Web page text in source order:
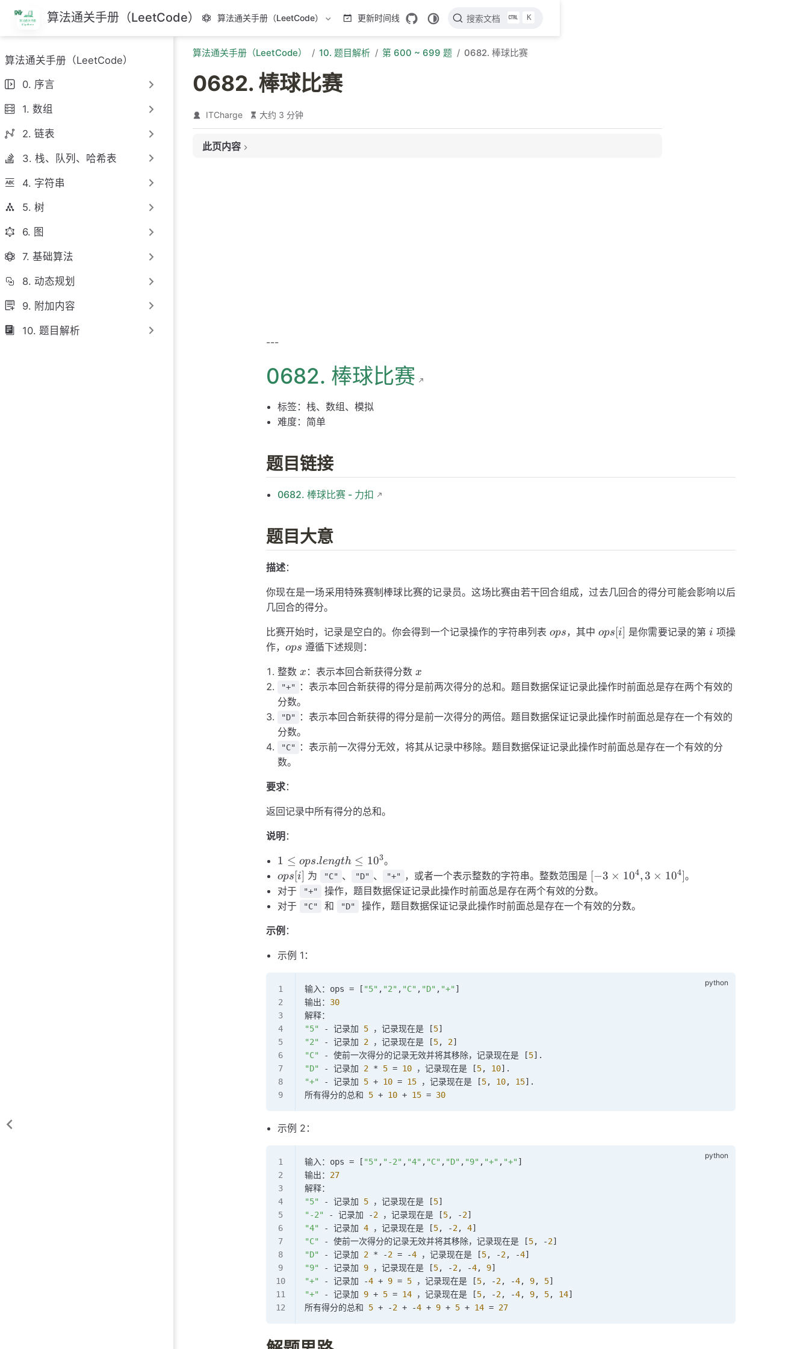
跳
至
主
要
內
容
算法通关手册（LeetCode） 算法通关手册（LeetCode） 更新时间线 搜索文档 K
算法通关手册（LeetCode）
0. 序言
1. 数组
2. 链表
3. 栈、队列、哈希表
4. 字符串
5. 树
6. 图
7. 基础算法
8. 动态规划
9. 附加内容
10. 题目解析
算法通关手册（LeetCode） 10. 题目解析 第 600 ~ 699 题 0682. 棒球比赛
0682. 棒球比赛
ITCharge 大约 3 分钟
此页内容
---
0682. 棒球比赛
标签：栈、数组、模拟
难度：简单
题目链接
0682. 棒球比赛 - 力扣
题目大意
描述：
你现在是一场采用特殊赛制棒球比赛的记录员。这场比赛由若干回合组成，过去几回合的得分可能会影响以后
几回合的得分。
比赛开始时，记录是空白的。你会得到一个记录操作的字符串列表 ops
ops，其中ops[i]
ops[i] 是你需要记录的第 i
i 项操
作， ops
ops 遵循下述规则：
整数x
x ：表示本回合新获得分数x
x
"+"
：表示本回合新获得的得分是前两次得分的总和。题目数据保证记录此操作时前面总是存在两个有效的
分数。
"D"
：表示本回合新获得的得分是前一次得分的两倍。题目数据保证记录此操作时前面总是存在一个有效的
分数。
"C"
：表示前一次得分无效，将其从记录中移除。题目数据保证记录此操作时前面总是存在一个有效的分
数。
要求：
返回记录中所有得分的总和。
说明：
1 \le
ops.length
\le
10^{3}
1 ≤ ops.length ≤ 103。
ops[i]
ops[i] 为 "C" 、 "D" 、 "+" ，或者一个表示整数的字符串。整数范围是 [-3
\times
10^{4},
[−3 × 104,3 × 104]。
对于
"+"
操作，题目数据保证记录此操作时前面总是存在两个有效的分数。
对于
"C" 和 "D" 操作，题目数据保证记录此操作时前面总是存在一个有效的分数。
示例 ：
示例 1：
输入：ops = [ "5" , "2" , "C" , "D" , "+" ]
输出： 30
解释：
"5"
- 记录加 5 ，记录现在是 [5]
"2"
- 记录加 2 ，记录现在是 [5, 2]
"C"
- 使前一次得分的记录无效并将其移除，记录现在是 [5].
"D"
- 记录加 2 * 5 = 10 ，记录现在是 [5, 10].
"+"
- 记录加 5 + 10 = 15 ，记录现在是 [5, 10, 15].
所有得分的总和 5 + 10 + 15 = 30
示例 2：
输入：ops = [ "5" , "-2" , "4" , "C" , "D" , "9" , "+" , "+" ]
输出： 27
解释：
"5"
- 记录加 5 ，记录现在是 [5]
"-2"
- 记录加 -2 ，记录现在是 [5, -2]
"4"
- 记录加 4 ，记录现在是 [5, -2, 4]
"C"
- 使前一次得分的记录无效并将其移除，记录现在是 [5, -2]
"D"
- 记录加 2 * -2 = -4 ，记录现在是 [5, -2, -4]
"9"
- 记录加 9 ，记录现在是 [5, -2, -4, 9]
"+"
- 记录加 -4 + 9 = 5 ，记录现在是 [5, -2, -4, 9, 5]
"+"
- 记录加 9 + 5 = 14 ，记录现在是 [5, -2, -4, 9, 5, 14]
所有得分的总和 5 + -2 + -4 + 9 + 5 + 14 = 27